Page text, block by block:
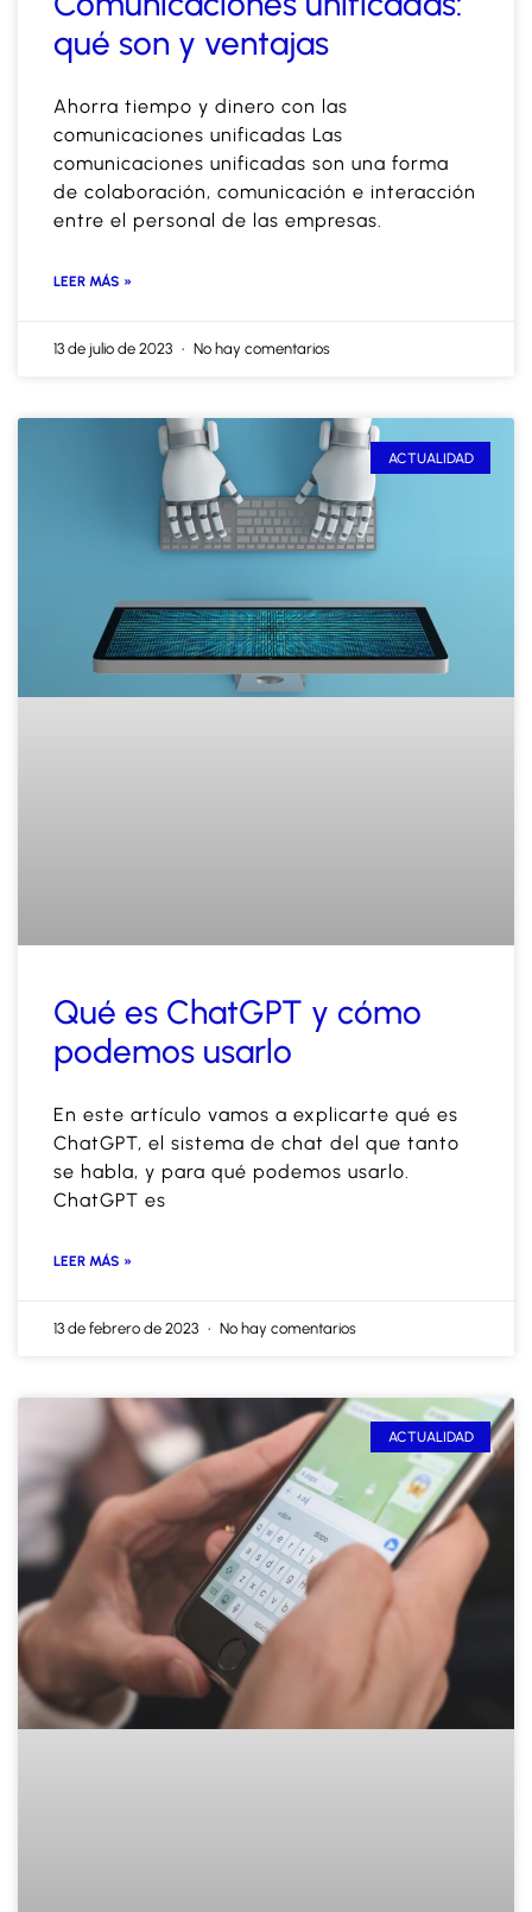
qué son y ventajas
Ahorra tiempo y dinero con las
comunicaciones unificadas Las
comunicaciones unificadas son una forma
de colaboración, comunicación e interacción
entre el personal de las empresas.
LEER MÁS »
13 de julio de 2023 No hay comentarios
ACTUALIDAD
Qué es ChatGPT y cómo
podemos usarlo
En este artículo vamos a explicarte qué es
ChatGPT, el sistema de chat del que tanto
se habla, y para qué podemos usarlo.
ChatGPT es
LEER MÁS »
13 de febrero de 2023 No hay comentarios
ACTUALIDAD